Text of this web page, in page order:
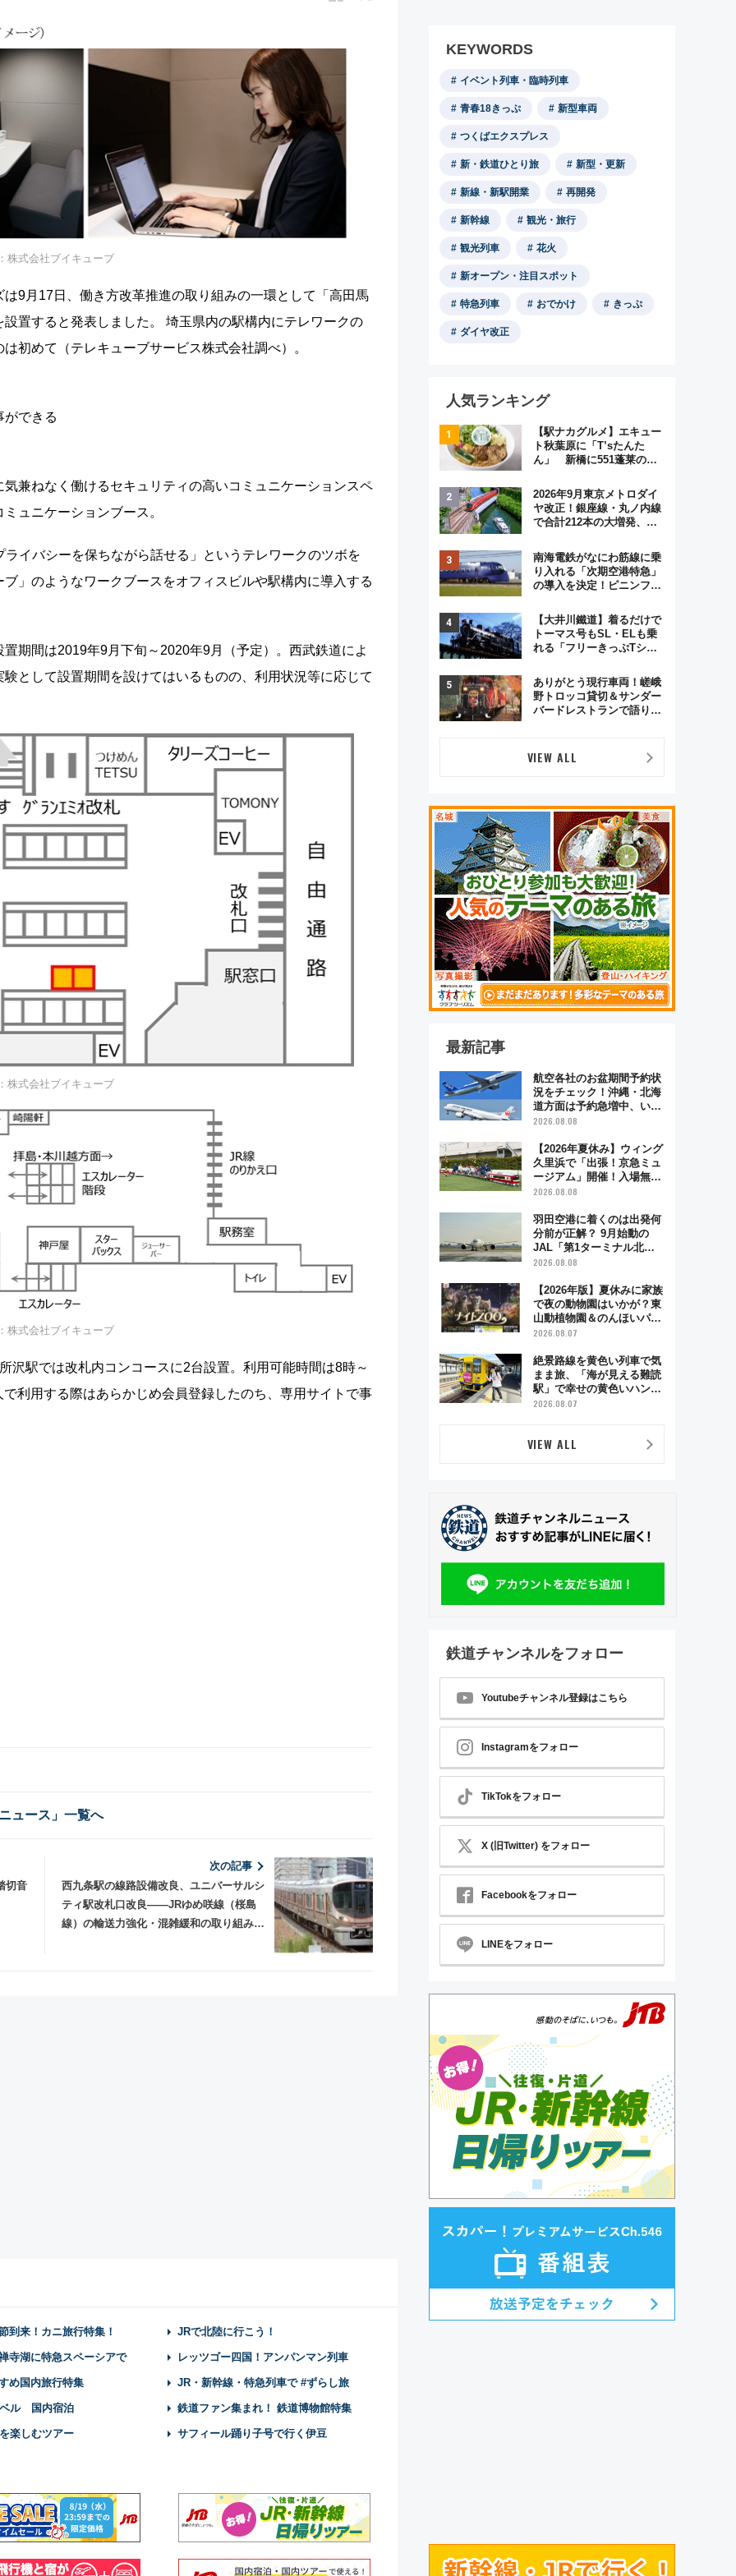
株式会社ブイキューブ
9月17日、働き方改革推進の取り組みの一環として「高田馬
置すると発表しました。 埼玉県内の駅構内にテレワークの
初めて（テレキューブサービス株式会社調べ）。
ができる
兼ねなく働けるセキュリティの高いコミュニケーションスペ
ュニケーションブース。
イバシーを保ちながら話せる」というテレワークのツボを
」のようなワークブースをオフィスビルや駅構内に導入する
期間は2019年9月下旬～2020年9月（予定）。西武鉄道によ
として設置期間を設けてはいるものの、利用状況等に応じて
株式会社ブイキューブ
株式会社ブイキューブ
沢駅では改札内コンコースに2台設置。利用可能時間は8時～
利用する際はあらかじめ会員登録したのち、専用サイトで事
ュース」一覧へ
切音
次の記事
西九条駅の線路設備改良、ユニバーサルシ
ティ駅改札口改良――JRゆめ咲線（桜島
線）の輸送力強化・混雑緩和の取り組みを
到来！カニ旅行特集！ JRで北陸に行こう！
寺湖に特急スペーシアで レッツゴー四国！アンパンマン列車
め国内旅行特集 JR・新幹線・特急列車で #ずらし旅
ル 国内宿泊 鉄道ファン集まれ！ 鉄道博物館特集
楽しむツアー サフィール踊り子号で行く伊豆
KEYWORDS
イベント列車・臨時列車
青春18きっぷ 新型車両
つくばエクスプレス
新・鉄道ひとり旅 新型・更新
新線・新駅開業 再開発
新幹線 観光・旅行
観光列車 花火
新オープン・注目スポット
特急列車 おでかけ きっぷ
ダイヤ改正
人気ランキング
【駅ナカグルメ】エキュー
ト秋葉原に「T’sたんた
ん」 新橋に551蓬莱の
オムライス専門店「肉とた
まご」新グルメ続々登場！
【2026年8月】
2026年9月東京メトロダイ
ヤ改正！銀座線・丸ノ内線
で合計212本の大増発、混
南海電鉄がなにわ筋線に乗
り入れる「次期空港特急」
の導入を決定！ピニンファ
デザイン
【大井川鐵道】着るだけで
トーマス号もSL・ELも乗
れる「フリーきっぷTシャ
ありがとう現行車両！嵯峨
野トロッコ貸切＆サンダー
バードレストランで語り合
日「京都の鉄道満喫ツア
ー」開催
VIEW ALL
最新記事
航空各社のお盆期間予約状
況をチェック！沖縄・北海
道方面は予約急増中、いま
から狙うべき日は？
2026.08.08
【2026年夏休み】ウィング
久里浜で「出張！京急ミュ
ージアム」開催！入場無料
でスタンプラリーや子ども
2026.08.08
羽田空港に着くのは出発何
分前が正解？ 9月始動の
JAL「第1ターミナル北側
サテライト」は徒歩1キロ
点まとめ
2026.08.08
【2026年版】夏休みに家族
で夜の動物園はいかが？東
山動植物園＆のんほいパー
ク「ナイトZOO」開催情報
2026.08.07
絶景路線を黄色い列車で気
まま旅、「海が見える難読
駅」で幸せの黄色いハンカ
チに願いを 「新・鉄道ひ
2026.08.07
VIEW ALL
鉄道チャンネルをフォロー
Youtubeチャンネル登録はこちら
Instagramをフォロー
TikTokをフォロー
X (旧Twitter) をフォロー
Facebookをフォロー
LINEをフォロー